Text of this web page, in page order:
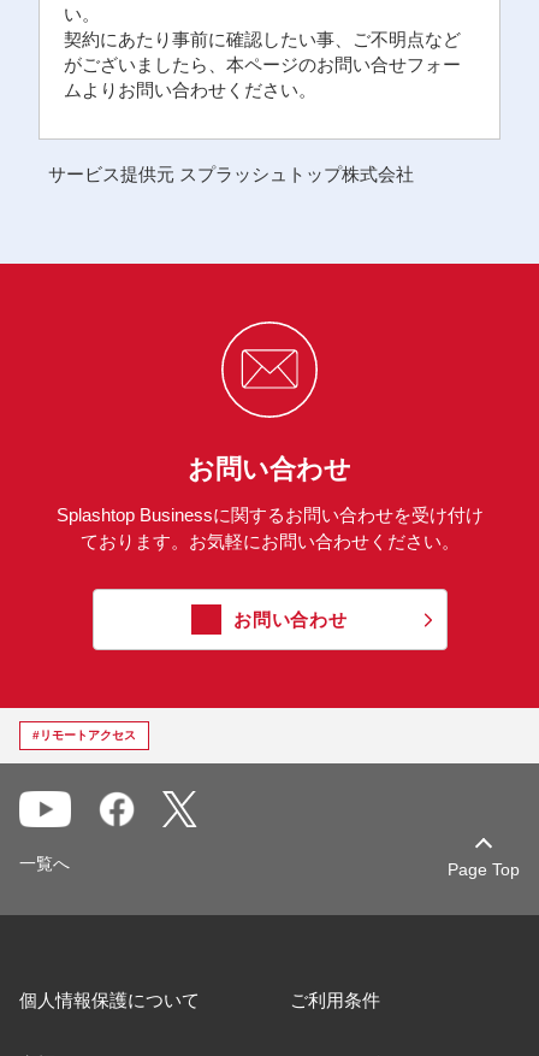
い。
契約にあたり事前に確認したい事、ご不明点など
がございましたら、本ページのお問い合せフォー
ムよりお問い合わせください。
サービス提供元 スプラッシュトップ株式会社
お問い合わせ
Splashtop Businessに関するお問い合わせを受け付け
ております。お気軽にお問い合わせください。
お問い合わせ
#リモートアクセス
Page Top
一覧へ
個人情報保護について ご利用条件